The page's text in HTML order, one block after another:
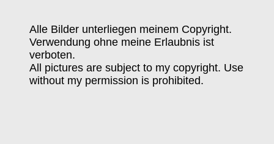
Alle Bilder unterliegen meinem Copyright.
Verwendung ohne meine Erlaubnis ist
verboten.
All pictures are subject to my copyright. Use
without my permission is prohibited.